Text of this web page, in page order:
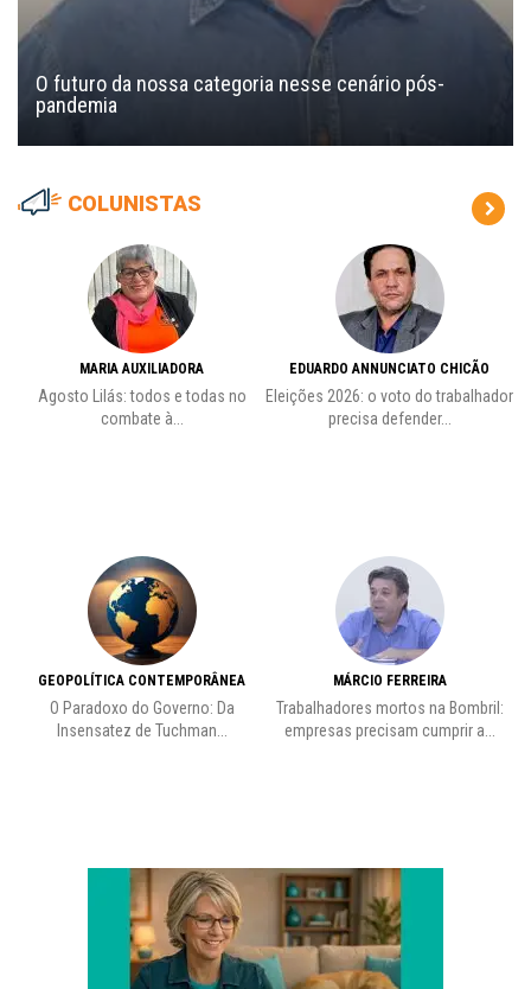
O futuro da nossa categoria nesse cenário pós-
pandemia
COLUNISTAS
MARIA AUXILIADORA
Agosto Lilás: todos e todas no
combate à...
GEOPOLÍTICA CONTEMPORÂNEA
O Paradoxo do Governo: Da
Insensatez de Tuchman...
EDUARDO ANNUNCIATO CHICÃO
Eleições 2026: o voto do trabalhador
precisa defender...
MÁRCIO FERREIRA
Trabalhadores mortos na Bombril:
empresas precisam cumprir a...